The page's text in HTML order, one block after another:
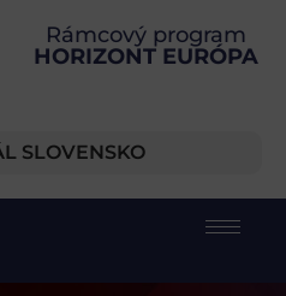
Rámcový program
HORIZONT EURÓPA
SLOVENSKO